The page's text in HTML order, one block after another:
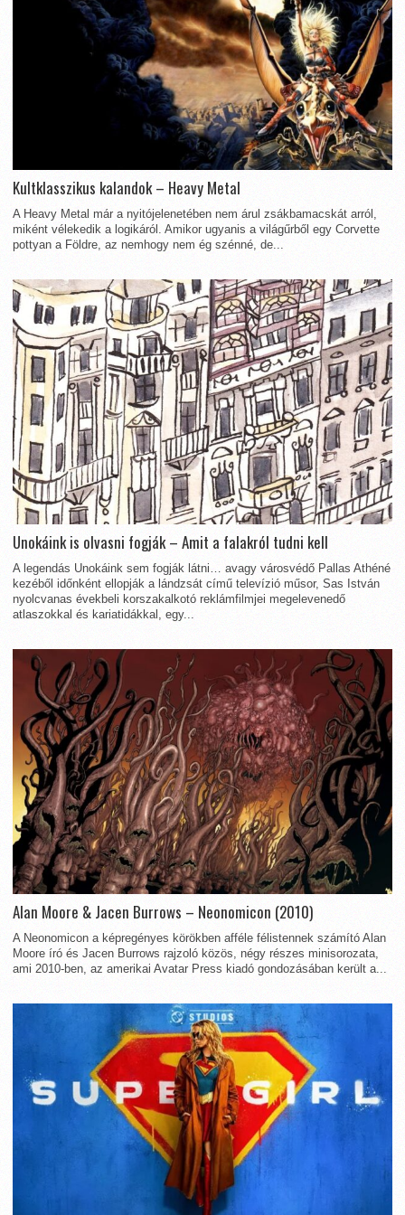
Kultklasszikus kalandok – Heavy Metal
A Heavy Metal már a nyitójelenetében nem árul zsákbamacskát arról,
miként vélekedik a logikáról. Amikor ugyanis a világűrből egy Corvette
pottyan a Földre, az nemhogy nem ég szénné, de...
Unokáink is olvasni fogják – Amit a falakról tudni kell
A legendás Unokáink sem fogják látni… avagy városvédő Pallas Athéné
kezéből időnként ellopják a lándzsát című televízió műsor, Sas István
nyolcvanas évekbeli korszakalkotó reklámfilmjei megelevenedő
atlaszokkal és kariatidákkal, egy...
Alan Moore & Jacen Burrows – Neonomicon (2010)
A Neonomicon a képregényes körökben afféle félistennek számító Alan
Moore író és Jacen Burrows rajzoló közös, négy részes minisorozata,
ami 2010-ben, az amerikai Avatar Press kiadó gondozásában került a...